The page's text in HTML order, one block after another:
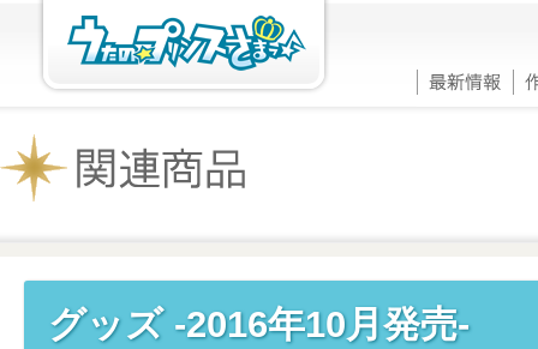
グッズ -2016年10月発売-